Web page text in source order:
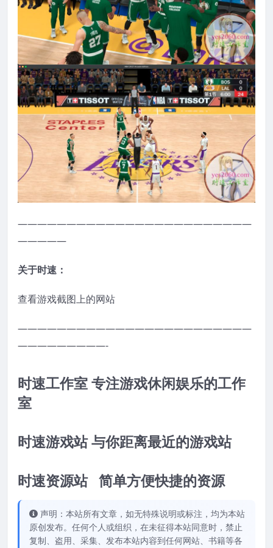
————————————————————————
—————
关于时速：
查看游戏截图上的网站
————————————————————————
—————————-
时速工作室 专注游戏休闲娱乐的工作
室
时速游戏站 与你距离最近的游戏站
时速资源站 简单方便快捷的资源
声明：本站所有文章，如无特殊说明或标注，均为本站
原创发布。任何个人或组织，在未征得本站同意时，禁止
复制、盗用、采集、发布本站内容到任何网站、书籍等各